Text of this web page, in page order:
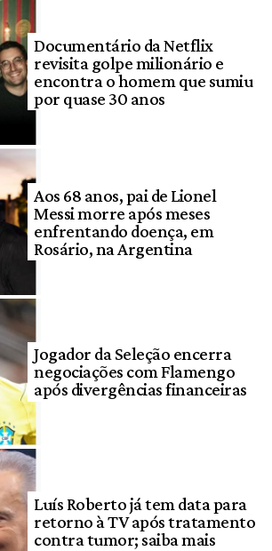
Documentário da Netflix
revisita golpe milionário e
encontra o homem que sumiu
por quase 30 anos
Aos 68 anos, pai de Lionel
Messi morre após meses
enfrentando doença, em
Rosário, na Argentina
Jogador da Seleção encerra
negociações com Flamengo
após divergências financeiras
Luís Roberto já tem data para
retorno à TV após tratamento
contra tumor; saiba mais